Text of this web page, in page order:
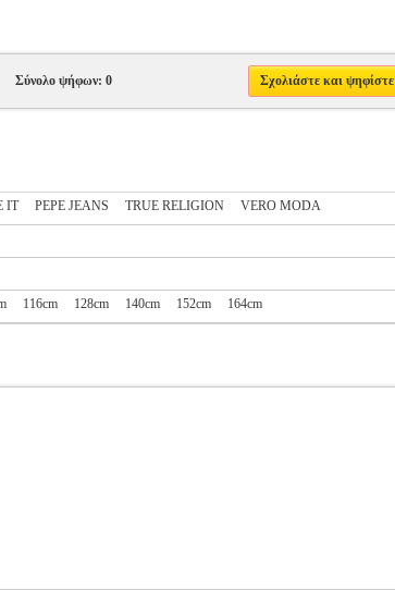
Σύνολο ψήφων: 0 Σχολιάστε και ψηφίστε
IT PEPE JEANS TRUE RELIGION VERO MODA
116cm 128cm 140cm 152cm 164cm